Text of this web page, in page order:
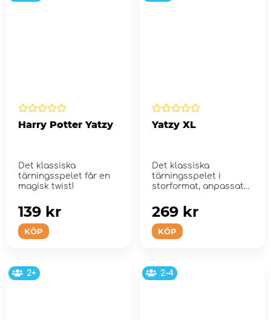
Harry Potter Yatzy
Det klassiska
tärningsspelet får en
magisk twist!
KÖP
139 kr
Yatzy XL
Det klassiska
tärningsspelet i
storformat, anpassat
KÖP
269 kr
2+ 2-4